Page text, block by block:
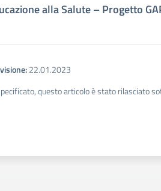
alla Salute – Progetto
22.01.2023
questo articolo è stato rilasciato